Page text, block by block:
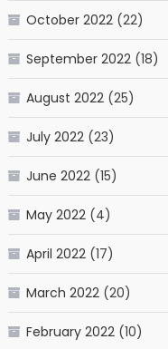
October 2022(22)
September 2022(18)
August 2022(25)
July 2022(23)
June 2022(15)
May 2022(4)
April 2022(17)
March 2022(20)
February 2022(10)